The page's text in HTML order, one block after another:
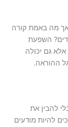
מה באמת קורה
השפעת
גם יכולה
ההוראה.
להבין את
להיות מודעים